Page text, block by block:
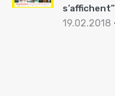
s’affichent”
19.02.2018